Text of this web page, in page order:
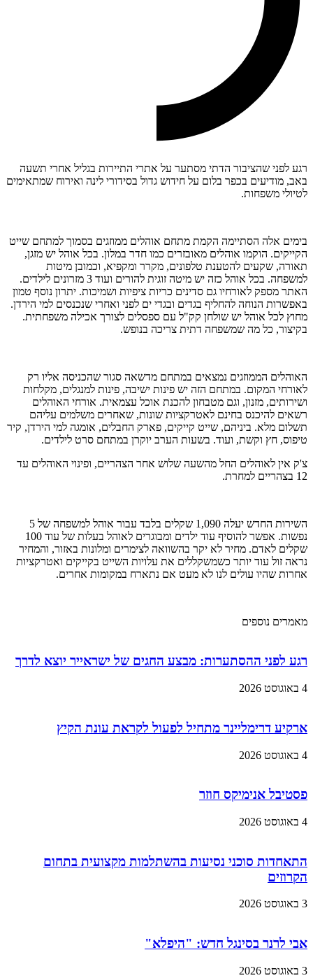
רגע לפני שהציבור הדתי מסתער על אתרי התיירות בגליל אחרי תשעה
באב, מודיעים בכפר בלום על חידוש גדול בסידורי לינה ואירוח שמתאימים
לטיולי משפחות.
בימים אלה הסתיימה הקמת מתחם אוהלים ממוזגים בסמוך למתחם שייט
הקייקים. הוקמו אוהלים מאובזרים כמו חדר במלון. בכל אוהל יש מזגן,
תאורה, שקעים להטענת טלפונים, מקרר ומקפיא, וכמובן מיטות
למשפחה. בכל אוהל כזה יש מיטה זוגית להורים ועוד 3 מזרונים לילדים.
האתר מספק לאורחיו גם סדינים כריות ציפיות ושמיכות. יתרון נוסף טמון
באפשרות הנוחה להחליף בגדים ובגדי ים לפני ואחרי שנכנסים למי הירדן.
מחוץ לכל אוהל יש שולחן קק"ל עם ספסלים לצורך אכילה משפחתית.
בקיצור, כל מה שמשפחה דתית צריכה בנופש.
האוהלים הממוזגים נמצאים במתחם מדשאה סגור שהכניסה אליו רק
לאורחי המקום. במתחם הזה יש פינות ישיבה, פינות למנגלים, מקלחות
ושירותים, מזנון, וגם מטבחון להכנת אוכל עצמאית. אורחי האוהלים
רשאים להיכנס בחינם לאטרקציות שונות, שאחרים משלמים עליהם
תשלום מלא. ביניהם, שייט קייקים, פארק החבלים, אומגה למי הירדן, קיר
טיפוס, חץ וקשת, ועוד. בשעות הערב יוקרן במתחם סרט לילדים.
צ'ק אין לאוהלים החל מהשעה שלוש אחר הצהריים, ופינוי האוהלים עד
12 בצהריים למחרת.
השירות החדש יעלה 1,090 שקלים בלבד עבור אוהל למשפחה של 5
נפשות. אפשר להוסיף עוד ילדים ומבוגרים לאוהל בעלות של עוד 100
שקלים לאדם. מחיר לא יקר בהשוואה לצימרים ומלונות באזור, והמחיר
נראה זול עוד יותר כשמשקללים את עלויות השייט בקייקים ואטרקציות
אחרות שהיו עולים לנו לא מעט אם נתארח במקומות אחרים.
מאמרים נוספים
רגע לפני ההסתערות: מבצע החגים של ישראייר יוצא לדרך
4 באוגוסט 2026
ארקיע דרימליינר מתחיל לפעול לקראת עונת הקיץ
4 באוגוסט 2026
פסטיבל אנימיקס חוזר
4 באוגוסט 2026
התאחדות סוכני נסיעות בהשתלמות מקצועית בתחום
הקרוזים
3 באוגוסט 2026
אבי לרנר בסינגל חדש: "היפלא"
3 באוגוסט 2026